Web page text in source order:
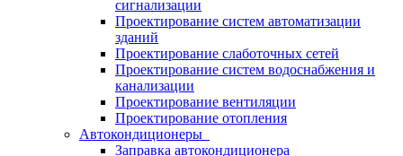
сигнализации
Проектирование систем автоматизации
зданий
Проектирование слаботочных сетей
Проектирование систем водоснабжения и
канализации
Проектирование вентиляции
Проектирование отопления
Автокондиционеры
Заправка автокондиционера